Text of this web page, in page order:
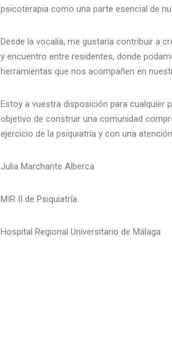
psicoterapia como una parte esencial de
Desde la vocalía, me gustaría contribuir a
y encuentro entre residentes, donde
herramientas que nos acompañen en
Estoy a vuestra disposición para cualquier
objetivo de construir una comunidad
ejercicio de la psiquiatría y con una
Julia Marchante Alberca
MIR II de Psiquiatría
Hospital Regional Universitario de Málaga